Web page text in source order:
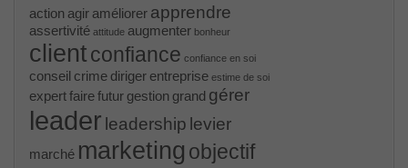
action agir améliorer apprendre
assertivité attitude augmenter bonheur
client confiance confiance en soi
conseil crime diriger entreprise estime de soi
expertfairefutur gestion grand gérer
leader leadership levier
marché marketing objectif